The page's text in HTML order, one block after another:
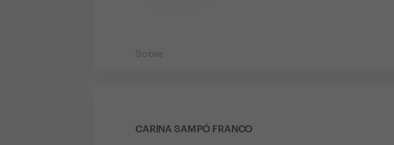
Sobre
CARINA SAMPÓ FRANCO